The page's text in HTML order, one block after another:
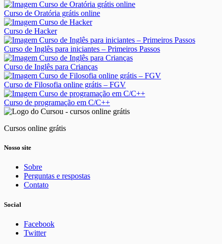
Curso de Oratória grátis online
Curso de Hacker
Curso de Inglês para iniciantes – Primeiros Passos
Curso de Inglês para Crianças
Curso de Filosofia online grátis – FGV
Curso de programação em C/C++
Cursos online grátis
Nosso site
Sobre
Perguntas e respostas
Contato
Social
Facebook
Twitter